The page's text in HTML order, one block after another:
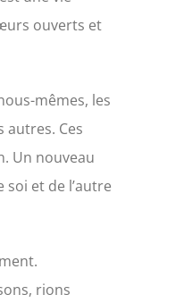
ouverts et
mêmes, les
autres. Ces
Un nouveau
et de l’autre
rions